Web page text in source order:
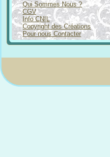
Qui Sommes Nous ?
CGV
Info CNIL
Copyright des Créations
Pour nous Contacter